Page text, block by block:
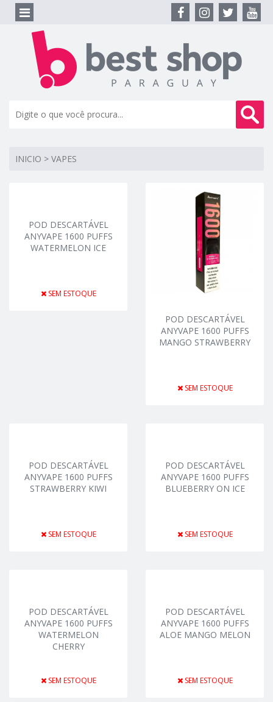
INICIO > VAPES
POD DESCARTÁVEL
ANYVAPE 1600 PUFFS
WATERMELON ICE
SEM ESTOQUE
POD DESCARTÁVEL
ANYVAPE 1600 PUFFS
MANGO STRAWBERRY
SEM ESTOQUE
POD DESCARTÁVEL
ANYVAPE 1600 PUFFS
STRAWBERRY KIWI
SEM ESTOQUE
POD DESCARTÁVEL
ANYVAPE 1600 PUFFS
BLUEBERRY ON ICE
SEM ESTOQUE
POD DESCARTÁVEL
ANYVAPE 1600 PUFFS
WATERMELON
CHERRY
SEM ESTOQUE
POD DESCARTÁVEL
ANYVAPE 1600 PUFFS
ALOE MANGO MELON
SEM ESTOQUE